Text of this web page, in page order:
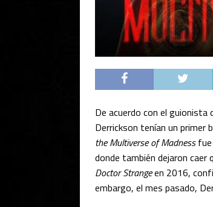
De acuerdo con el guionista
Derrickson tenían un primer
the Multiverse of Madnessfue
donde también dejaron caer
Doctor Strangeen 2016,
embargo, el mes pasado,